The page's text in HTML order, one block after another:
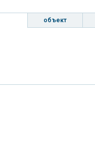
объект